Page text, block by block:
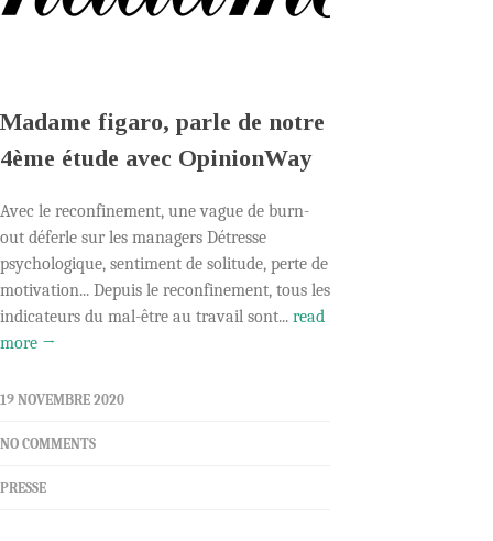
Madame figaro, parle de notre
4ème étude avec OpinionWay
Avec le reconfinement, une vague de burn-
out déferle sur les managers Détresse
psychologique, sentiment de solitude, perte de
motivation... Depuis le reconfinement, tous les
indicateurs du mal-être au travail sont... read
more →
19 NOVEMBRE 2020
NO COMMENTS
PRESSE